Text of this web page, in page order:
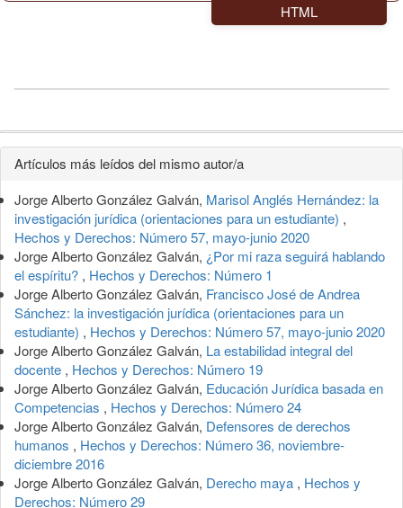
HTML
Detalles
del
artículo
Artículos más leídos del mismo autor/a
Jorge Alberto González Galván, Marisol Anglés Hernández: la
investigación jurídica (orientaciones para un estudiante) ,
Hechos y Derechos: Número 57, mayo-junio 2020
Jorge Alberto González Galván, ¿Por mi raza seguirá hablando
el espíritu? , Hechos y Derechos: Número 1
Jorge Alberto González Galván, Francisco José de Andrea
Sánchez: la investigación jurídica (orientaciones para un
estudiante) , Hechos y Derechos: Número 57, mayo-junio 2020
Jorge Alberto González Galván, La estabilidad integral del
docente , Hechos y Derechos: Número 19
Jorge Alberto González Galván, Educación Jurídica basada en
Competencias , Hechos y Derechos: Número 24
Jorge Alberto González Galván, Defensores de derechos
humanos , Hechos y Derechos: Número 36, noviembre-
diciembre 2016
Jorge Alberto González Galván, Derecho maya , Hechos y
Derechos: Número 29